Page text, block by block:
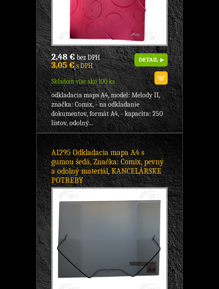
2,48 €bez DPH
3,05 €s DPH
Skladom viac ako 100 ks
DETAIL
odkladacia mapa A4, model: Melody II,
značka: Comix, - na odkladanie
dokumentov, formát A4, - kapacita: 250
listov, odolný...
A1295 Odkladacia mapa A4 s
gumou šedá, Značka: Comix, pevný
a odolný materiál, KANCELÁRSKE
POTREBY